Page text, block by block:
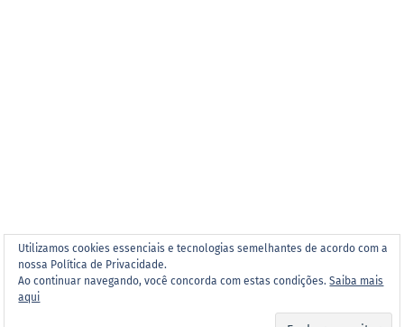
Utilizamos cookies essenciais e tecnologias semelhantes de acordo com a
nossa Política de Privacidade.
Ao continuar navegando, você concorda com estas condições.Saiba mais
aqui